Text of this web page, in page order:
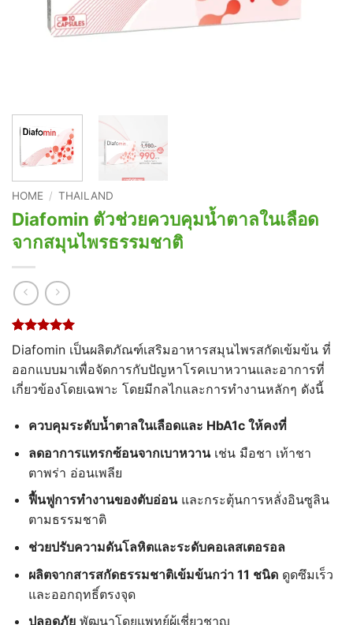
HOME / THAILAND
Diafomin ตัวช่วยควบคุมน้ำตาลในเลือด
จากสมุนไพรธรรมชาติ
Rated
out of 5
based on
1
customer
rating
Diafomin เป็นผลิตภัณฑ์เสริมอาหารสมุนไพรสกัดเข้มข้น ที่
ออกแบบมาเพื่อจัดการกับปัญหาโรคเบาหวานและอาการที่
เกี่ยวข้องโดยเฉพาะ โดยมีกลไกและการทำงานหลักๆ ดังนี้
ควบคุมระดับน้ำตาลในเลือดและ HbA1c ให้คงที่
ลดอาการแทรกซ้อนจากเบาหวานเช่น มือชา เท้าชา
ตาพร่า อ่อนเพลีย
ฟื้นฟูการทำงานของตับอ่อนและกระตุ้นการหลั่งอินซูลิน
ตามธรรมชาติ
ช่วยปรับความดันโลหิตและระดับคอเลสเตอรอล
ผลิตจากสารสกัดธรรมชาติเข้มข้นกว่า 11 ชนิดดูดซึมเร็ว
และออกฤทธิ์ตรงจุด
ปลอดภัยพัฒนาโดยแพทย์ผู้เชี่ยวชาญ